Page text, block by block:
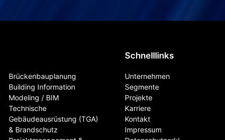
Brückenbauplanung
Building Information
Modeling / BIM
Technische
Gebäudeausrüstung (TGA)
& Brandschutz
Schnelllinks
Unternehmen
Segmente
Projekte
Karriere
Kontakt
Impressum